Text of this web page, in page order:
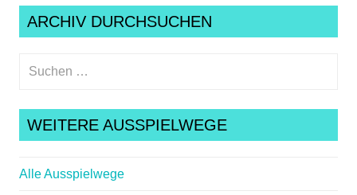
ARCHIV DURCHSUCHEN
Suchen
WEITERE AUSSPIELWEGE
Alle Ausspielwege